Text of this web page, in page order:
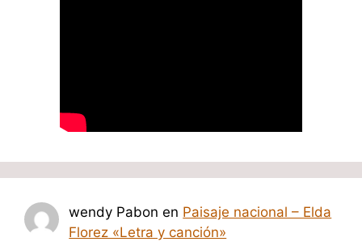
wendy Pabon en Paisaje nacional – Elda
Florez «Letra y canción»